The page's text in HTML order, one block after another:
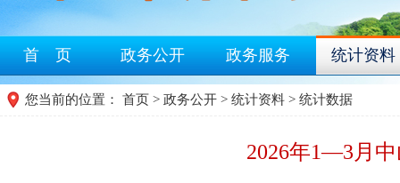
首 页 政务公开 政务服务 统计资料
您当前的位置： 首页 > 政务公开 > 统计资料 > 统计数据
2026年1—3月